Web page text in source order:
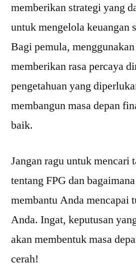
memberikan strategi yang
untuk mengelola keuangan
Bagi pemula,
memberikan rasa percaya
pengetahuan yang
membangun masa depan
baik.
Jangan ragu untuk mencari
tentang FPG dan
membantu Anda mencapai
Anda. Ingat, keputusan
akan membentuk masa
cerah!